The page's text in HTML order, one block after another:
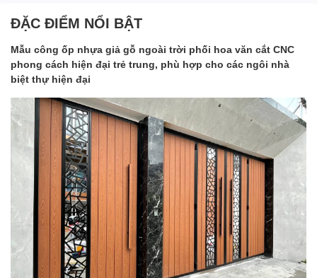
ĐẶC ĐIỂM NỔI BẬT
Mẫu công ốp nhựa giả gỗ ngoài trời phối hoa văn cắt CNC
phong cách hiện đại trẻ trung, phù hợp cho các ngôi nhà
biệt thự hiện đại